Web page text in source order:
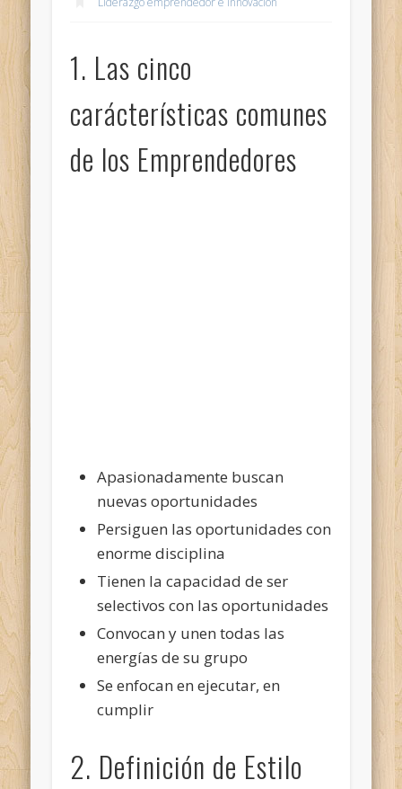
1. Las cinco
carácterísticas comunes
de los Emprendedores
Apasionadamente buscan
nuevas oportunidades
Persiguen las oportunidades con
enorme disciplina
Tienen la capacidad de ser
selectivos con las oportunidades
Convocan y unen todas las
energías de su grupo
Se enfocan en ejecutar, en
cumplir
2. Definición de Estilo